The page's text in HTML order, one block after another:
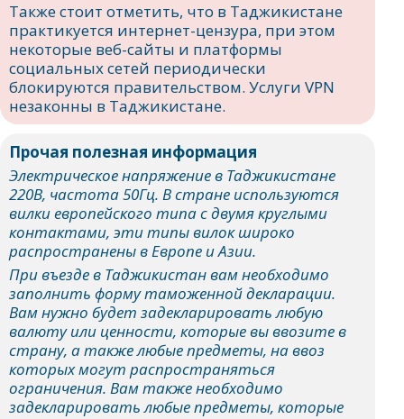
Также стоит отметить, что в Таджикистане
практикуется интернет-цензура, при этом
некоторые веб-сайты и платформы
социальных сетей периодически
блокируются правительством. Услуги VPN
незаконны в Таджикистане.
Прочая полезная информация
Электрическое напряжение в Таджикистане
220В, частота 50Гц. В стране используются
вилки европейского типа с двумя круглыми
контактами, эти типы вилок широко
распространены в Европе и Азии.
При въезде в Таджикистан вам необходимо
заполнить форму таможенной декларации.
Вам нужно будет задекларировать любую
валюту или ценности, которые вы ввозите в
страну, а также любые предметы, на ввоз
которых могут распространяться
ограничения. Вам также необходимо
задекларировать любые предметы, которые